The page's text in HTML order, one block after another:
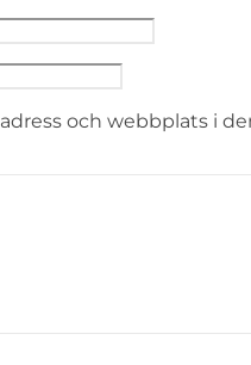
och webbplats i